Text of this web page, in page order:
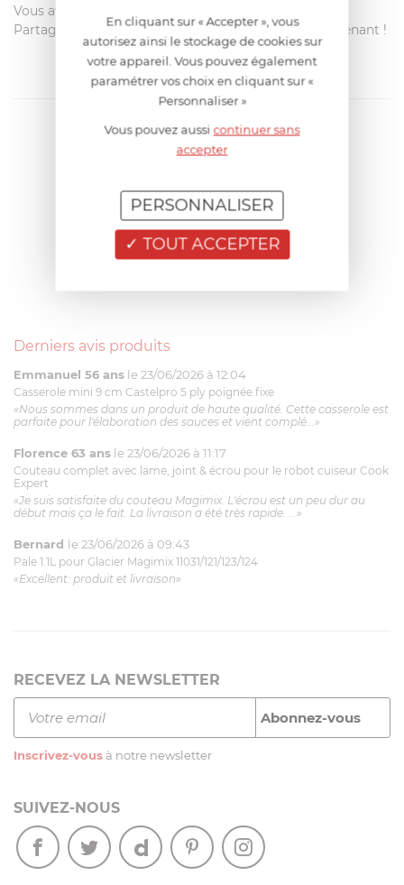
Vous avez acheté ce produit sur francisbatt.com ?
Partagez votre avis avec les autres clients dès maintenant !
Derniers avis produits
Emmanuel 56 ans le 23/06/2026 à 12:04
Casserole mini 9 cm Castelpro 5 ply poignée fixe
«Nous sommes dans un produit de haute qualité. Cette casserole est
parfaite pour l'élaboration des sauces et vient complé...»
Florence 63 ans le 23/06/2026 à 11:17
Couteau complet avec lame, joint & écrou pour le robot cuiseur Cook
Expert
«Je suis satisfaite du couteau Magimix. L'écrou est un peu dur au
début mais ça le fait. La livraison a été très rapide. ...»
Bernard le 23/06/2026 à 09:43
Pale 1.1L pour Glacier Magimix 11031/121/123/124
«Excellent: produit et livraison»
RECEVEZ LA NEWSLETTER
Inscrivez-vous à notre newsletter
SUIVEZ-NOUS
En cliquant sur « Accepter », vous
autorisez ainsi le stockage de cookies sur
votre appareil. Vous pouvez également
paramétrer vos choix en cliquant sur «
Personnaliser »
Vous pouvez aussicontinuer sans
accepter
TOUT ACCEPTER
PERSONNALISER